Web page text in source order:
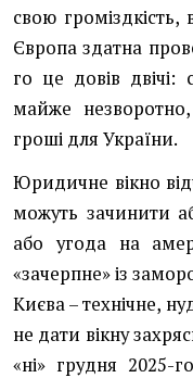
свою
Європа здатна
го це довів
майже
гроші для України.
Юридичне вікно
можуть зачинити
або угода на
«зачерпне» із
Києва – технічне,
не дати вікну
«ні» грудня 2025-